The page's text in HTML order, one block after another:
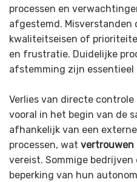
processen en
afgestemd. Misverstanden
kwaliteitseisen of
en frustratie. Duidelijke
afstemming zijn essentieel
Verlies van directe controle
vooral in het begin van de
afhankelijk van een
processen, wat vertrouwen
vereist. Sommige bedrijven
beperking van hun